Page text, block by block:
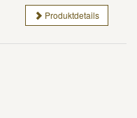
Produktdetails